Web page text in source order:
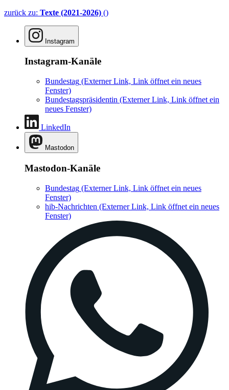
zurück zu: Texte (2021-2026) ()
Instagram
Instagram-Kanäle
Bundestag (Externer Link, Link öffnet ein neues
Fenster)
Bundestagspräsidentin (Externer Link, Link öffnet ein
neues Fenster)
LinkedIn
Mastodon
Mastodon-Kanäle
Bundestag (Externer Link, Link öffnet ein neues
Fenster)
hib-Nachrichten (Externer Link, Link öffnet ein neues
Fenster)